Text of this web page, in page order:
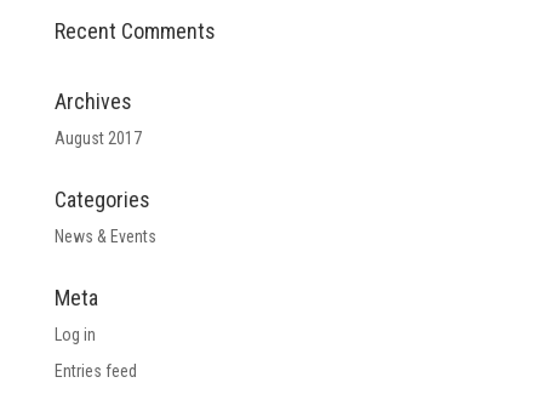
Recent Comments
Archives
August 2017
Categories
News & Events
Meta
Log in
Entries feed